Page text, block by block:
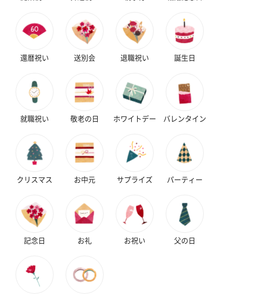
還暦祝い 送別会 退職祝い 誕生日
就職祝い 敬老の日 ホワイトデー バレンタイン
クリスマス お中元 サプライズ パーティー
記念日 お礼 お祝い 父の日